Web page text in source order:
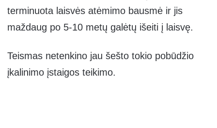
terminuota laisvės atėmimo bausmė ir jis
maždaug po 5-10 metų galėtų išeiti į laisvę.
Teismas netenkino jau šešto tokio pobūdžio
įkalinimo įstaigos teikimo.